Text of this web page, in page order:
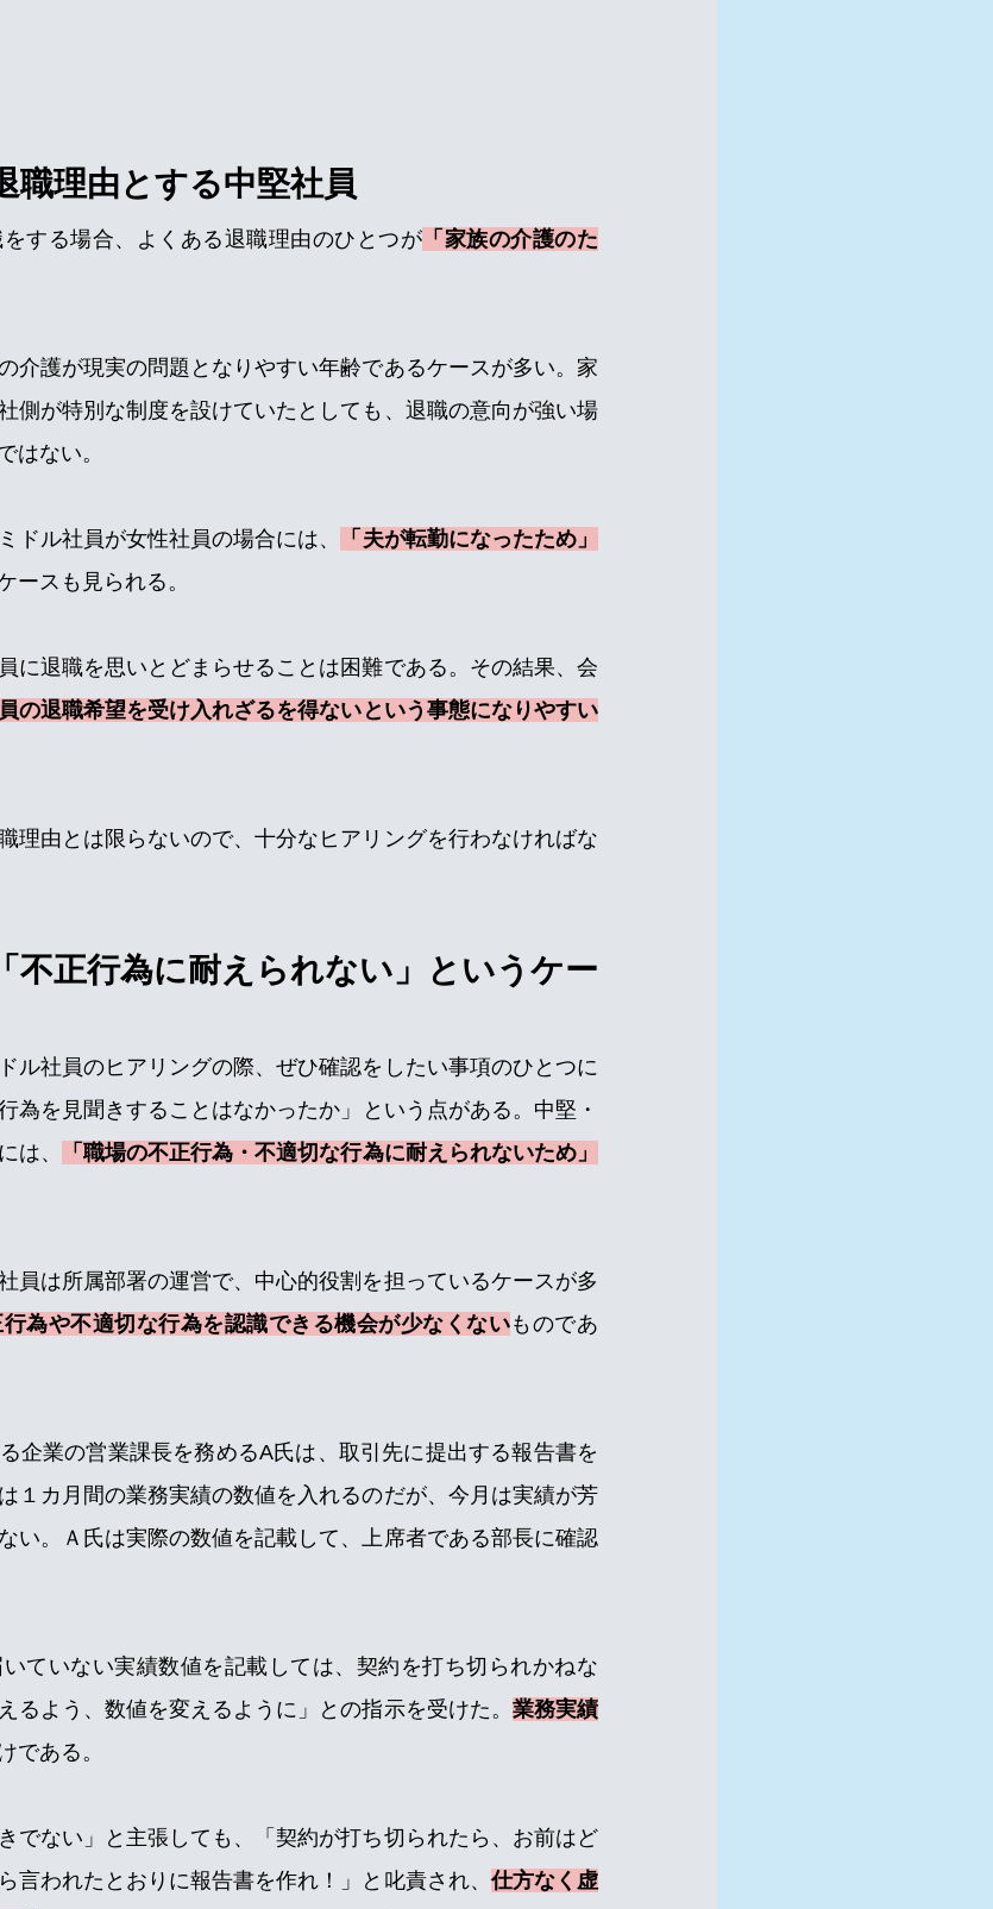
職理由とする中堅社員
する場合、よくある退職理由のひとつが 「家族の介護のた
介護が現実の問題となりやすい年齢であるケースが多い。家
側が特別な制度を設けていたとしても、退職の意向が強い場
はない。
ドル社員が女性社員の場合には、
「夫が転勤になったため」
ースも見られる。
に退職を思いとどまらせることは困難である。その結果、会
の退職希望を受け入れざるを得ないという事態になりやすい
理由とは限らないので、十分なヒアリングを行わなければな
不正行為に耐えられない」というケー
ル社員のヒアリングの際、ぜひ確認をしたい事項のひとつに
為を見聞きすることはなかったか」
という点がある。中堅・
は、
「職場の不正行為・不適切な行為に耐えられないため」
員は所属部署の運営で、中心的役割を担っているケースが多
為や不適切な行為を認識できる機会が少なくないものであ
企業の営業課長を務めるA氏は、取引先に提出する報告書を
１カ月間の業務実績の数値を入れるのだが、今月は実績が芳
い。Ａ氏は実際の数値を記載して、上席者である部長に確認
ていない実績数値を記載しては、契約を打ち切られかねな
るよう、数値を変えるように」との指示を受けた。 業務実績
である。
でない」と主張しても、「契約が打ち切られたら、お前はど
言われたとおりに報告書を作れ！」と叱責され、仕方なく虚